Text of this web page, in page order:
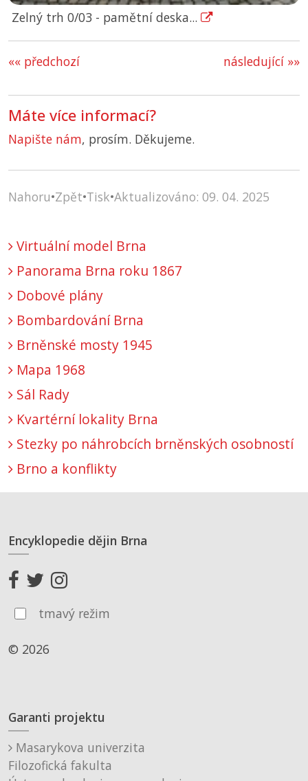
Zelný trh 0/03 - pamětní deska...
«« předchozí následující »»
Máte více informací?
Napište nám, prosím. Děkujeme.
Nahoru•Zpět•Tisk•Aktualizováno: 09. 04. 2025
Virtuální model Brna
Panorama Brna roku 1867
Dobové plány
Bombardování Brna
Brněnské mosty 1945
Mapa 1968
Sál Rady
Kvartérní lokality Brna
Stezky po náhrobcích brněnských osobností
Brno a konflikty
Encyklopedie dějin Brna
tmavý režim
© 2026
Garanti projektu
Masarykova univerzita
Filozofická fakulta